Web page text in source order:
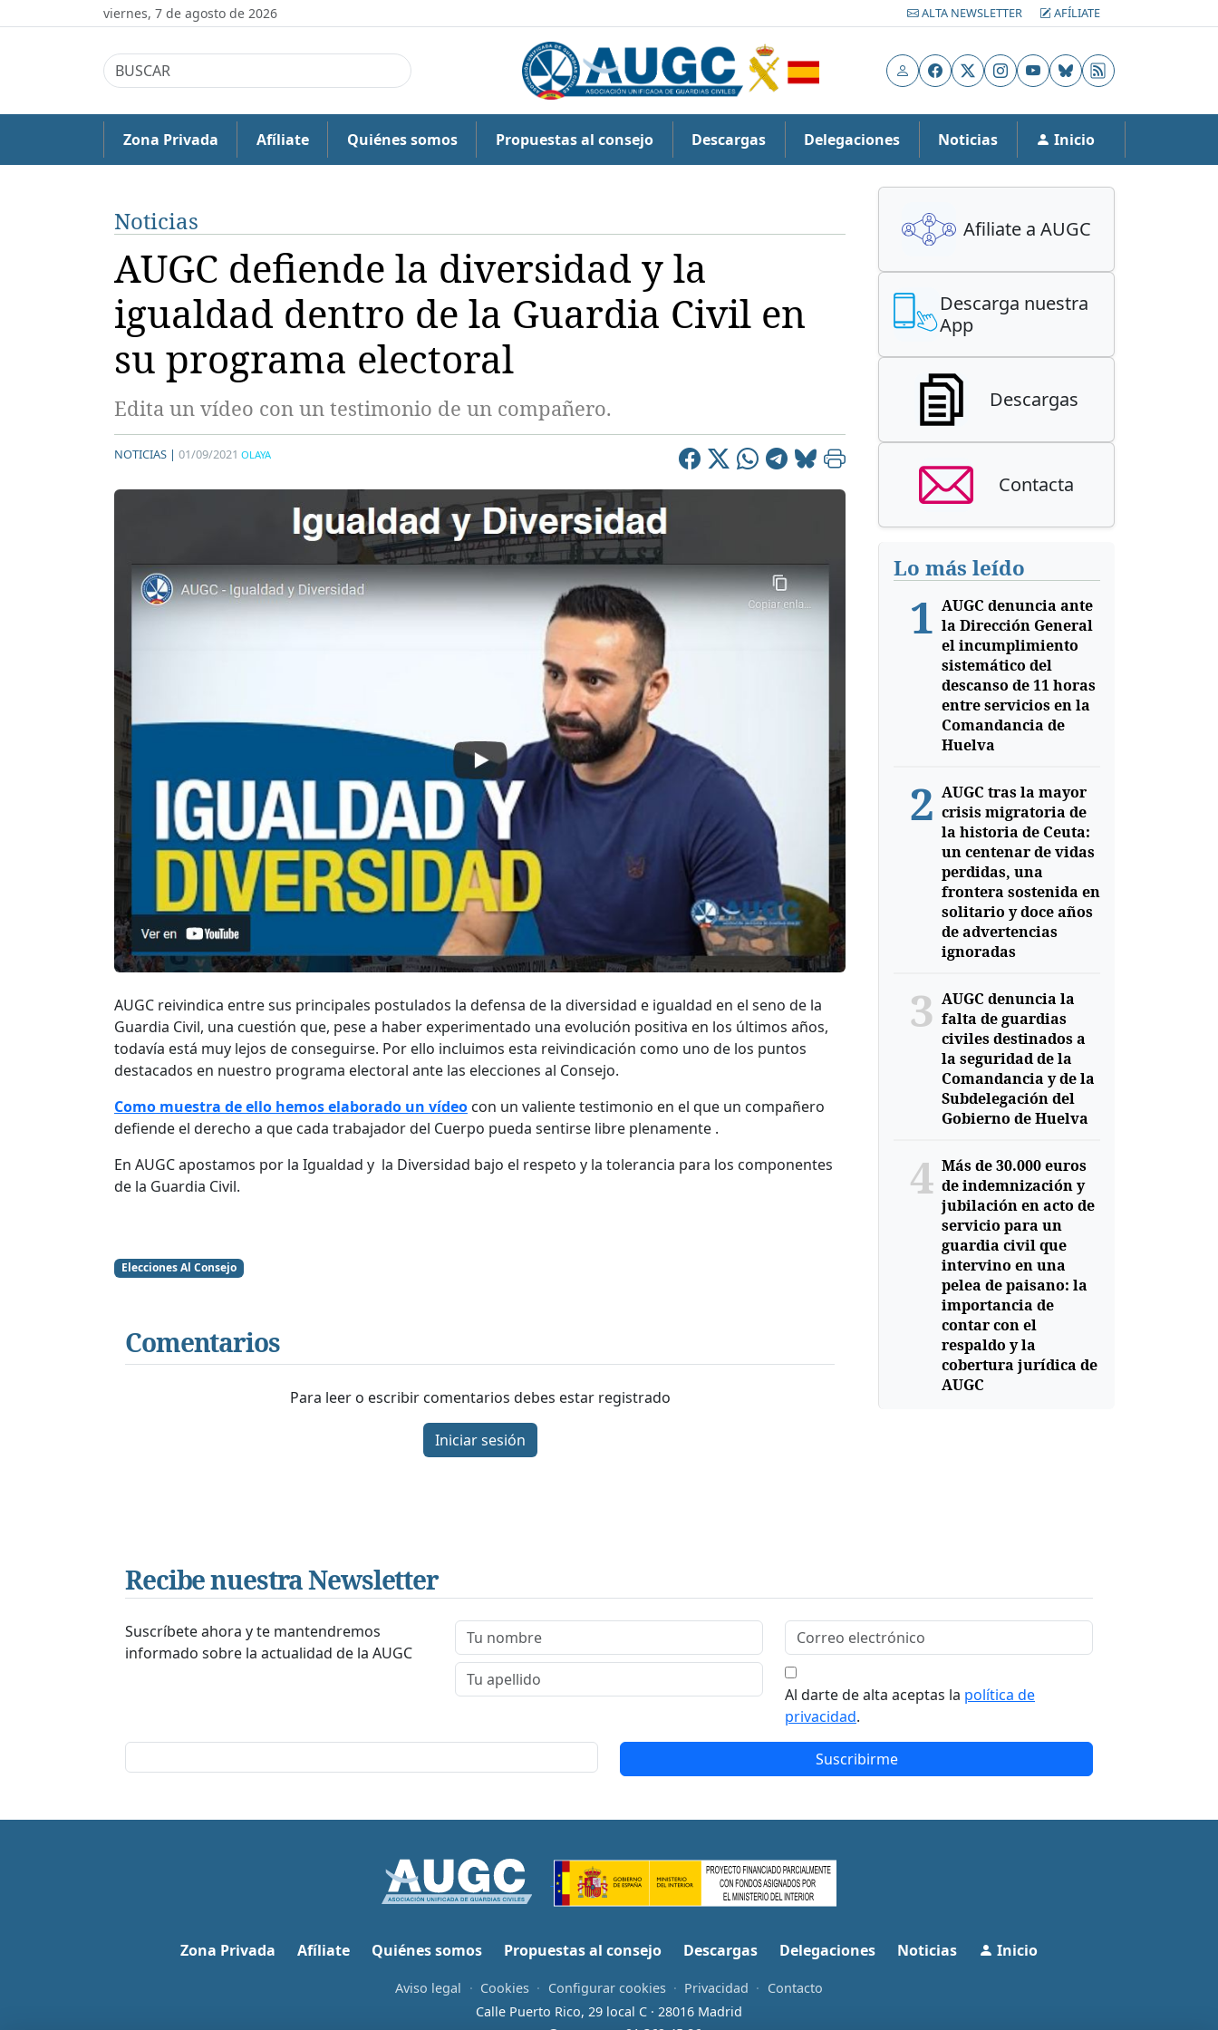
viernes, 7 de agosto de 2026 ALTA NEWSLETTER AFÍLIATE
UsuarioFacebook
X Instagram
YouTubeBluesky
RSS
Zona Privada Afíliate Quiénes somos Propuestas al consejo Descargas Delegaciones Noticias Inicio
Noticias
AUGC defiende la diversidad y la
igualdad dentro de la Guardia Civil en
su programa electoral
Edita un vídeo con un testimonio de un compañero.
NOTICIAS | 01/09/2021 OLAYA
AUGC reivindica entre sus principales postulados la defensa de la diversidad e igualdad en el seno de la
Guardia Civil, una cuestión que, pese a haber experimentado una evolución positiva en los últimos años,
todavía está muy lejos de conseguirse. Por ello incluimos esta reivindicación como uno de los puntos
destacados en nuestro programa electoral ante las elecciones al Consejo.
Como muestra de ello hemos elaborado un vídeo con un valiente testimonio en el que un compañero
defiende el derecho a que cada trabajador del Cuerpo pueda sentirse libre plenamente .
En AUGC apostamos por la Igualdad y la Diversidad bajo el respeto y la tolerancia para los componentes
de la Guardia Civil.
Elecciones Al Consejo
Comentarios
Para leer o escribir comentarios debes estar registrado
Iniciar sesión
Afiliate a AUGC
Descarga nuestra
App
Descargas
Contacta
Lo más leído
1 AUGC denuncia ante
la Dirección General
el incumplimiento
sistemático del
descanso de 11 horas
entre servicios en la
Comandancia de
Huelva
2 AUGC tras la mayor
crisis migratoria de
la historia de Ceuta:
un centenar de vidas
perdidas, una
frontera sostenida en
solitario y doce años
de advertencias
ignoradas
3 AUGC denuncia la
falta de guardias
civiles destinados a
la seguridad de la
Comandancia y de la
Subdelegación del
Gobierno de Huelva
4 Más de 30.000 euros
de indemnización y
jubilación en acto de
servicio para un
guardia civil que
intervino en una
pelea de paisano: la
importancia de
contar con el
respaldo y la
cobertura jurídica de
AUGC
Recibe nuestra Newsletter
Suscríbete ahora y te mantendremos
informado sobre la actualidad de la AUGC
Al darte de alta aceptas la política de
privacidad.
Suscribirme
Zona Privada Afíliate Quiénes somos Propuestas al consejo Descargas Delegaciones Noticias Inicio
Aviso legal · Cookies · Configurar cookies · Privacidad · Contacto
Calle Puerto Rico, 29 local C · 28016 Madrid